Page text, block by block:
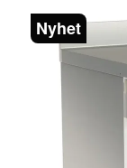
Nyhet